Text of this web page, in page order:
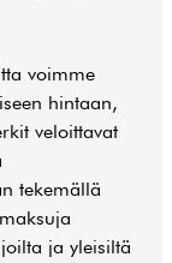
voimme
hintaan,
veloittavat
tekemällä
ja yleisiltä